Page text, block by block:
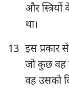
और
था।
13 इस प्रकार
जो कुछ वह
वह उसको